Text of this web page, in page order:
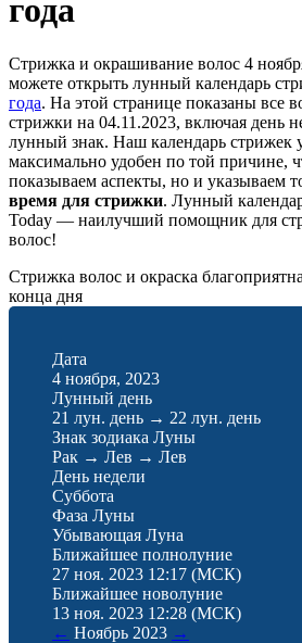
года
Стрижка и окрашивание волос 4
можете открыть лунный календарь
года. На этой странице показаны все
стрижки на 04.11.2023, включая день
лунный знак. Наш календарь стрижек
максимально удобен по той причине,
показываем аспекты, но и указываем
время для стрижки. Лунный
Today — наилучший помощник для
волос!
Стрижка волос и окраска
конца дня
Дата
4 ноября, 2023
Лунный день
21 лун. день → 22 лун. день
Знак зодиака Луны
Рак → Лев → Лев
День недели
Суббота
Фаза Луны
Убывающая Луна
Ближайшее полнолуние
27 ноя. 2023 12:17 (МСК)
Ближайшее новолуние
13 ноя. 2023 12:28 (МСК)
← Ноябрь 2023 →